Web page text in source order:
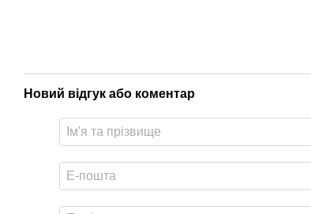
Новий відгук або коментар